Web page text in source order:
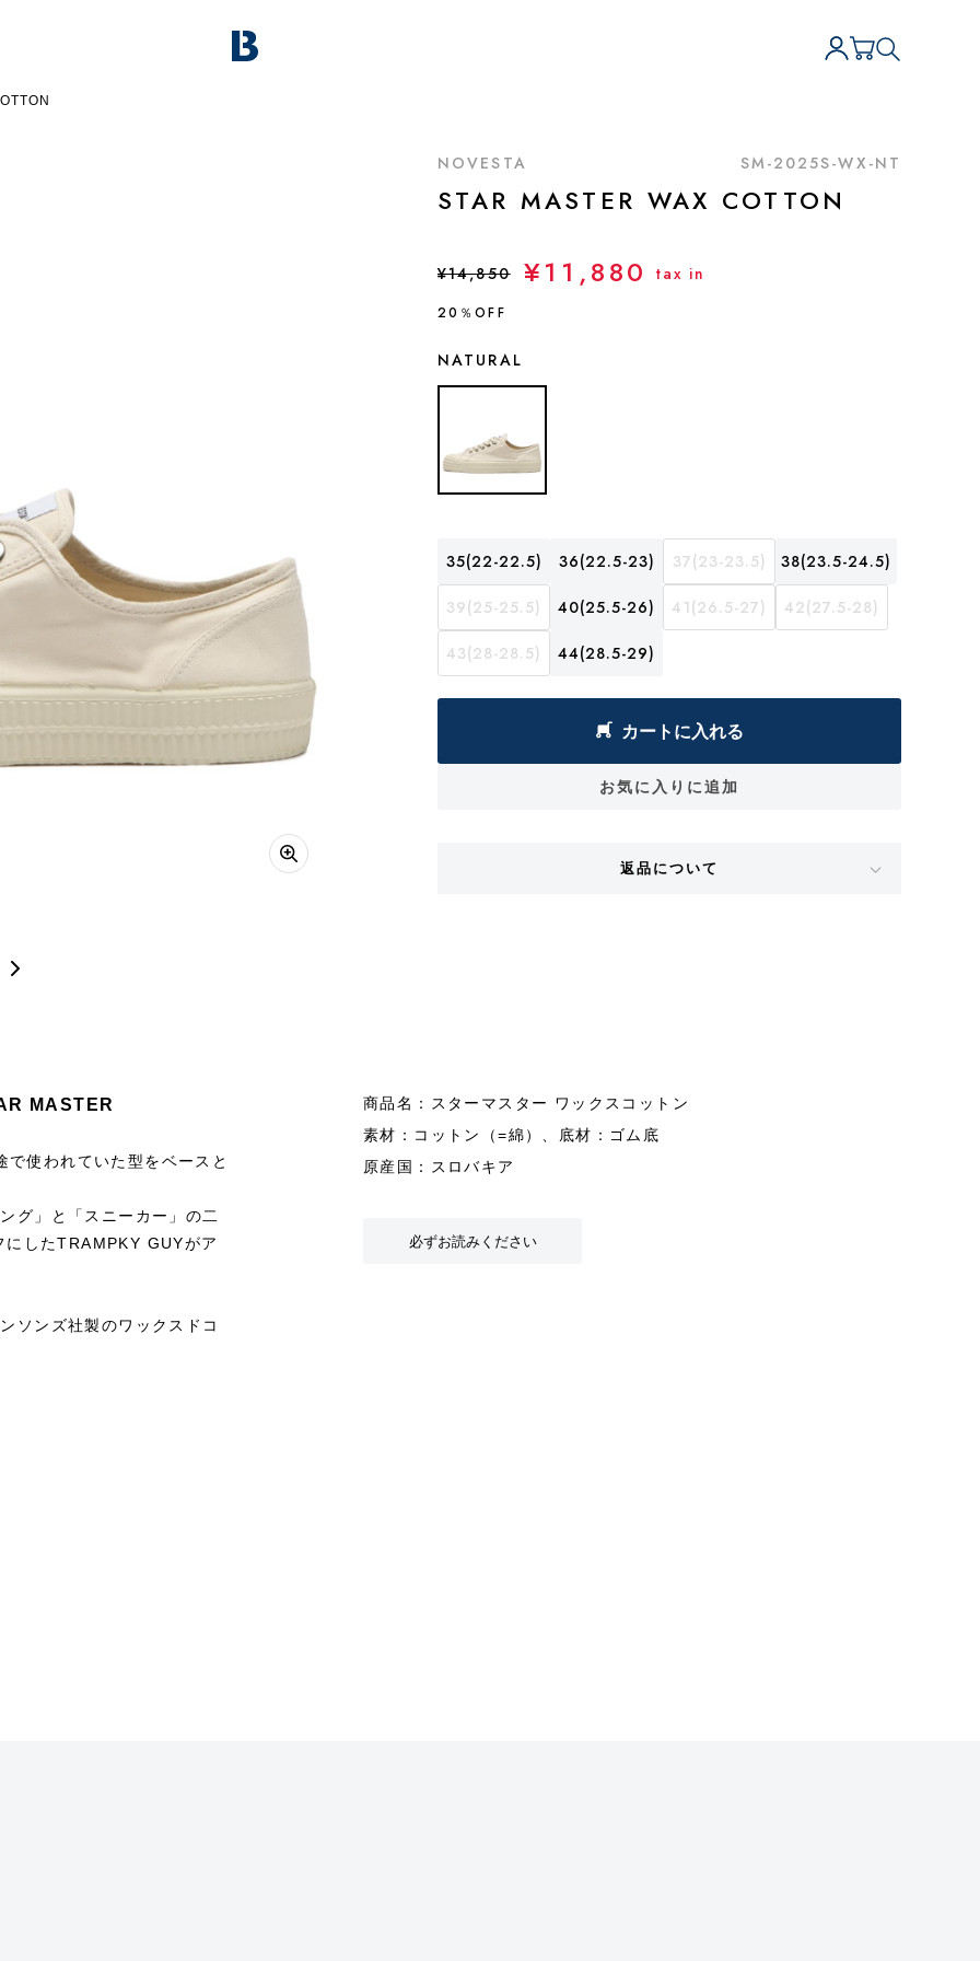
NOVESTA SM-2025S-WX-NT
STAR MASTER WAX COTTON
¥14,850 ¥11,880 tax in
20％OFF
NATURAL
35(22-22.5) 36(22.5-23) 37(23-23.5) 38(23.5-24.5)
39(25-25.5) 40(25.5-26) 41(26.5-27) 42(27.5-28)
43(28-28.5) 44(28.5-29)
カートに入れる
お気に入りに追加
返品について
MASTER
使われていた型をベースと
グ」と「スニーカー」の二
したTRAMPKY GUYがア
ソンズ社製のワックスドコ
商品名：スターマスター ワックスコットン
素材：コットン（=綿）、底材：ゴム底
原産国：スロバキア
必ずお読みください